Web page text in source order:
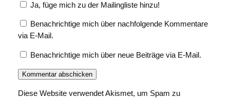
Ja, füge mich zu der Mailingliste hinzu!
Benachrichtige mich über nachfolgende Kommentare
via E-Mail.
Benachrichtige mich über neue Beiträge via E-Mail.
Diese Website verwendet Akismet, um Spam zu